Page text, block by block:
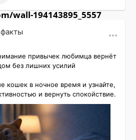
wall-194143895_5557
привычек любимца вернёт
без лишних усилий
кошек в ночное время и узнайте,
и вернуть спокойствие.